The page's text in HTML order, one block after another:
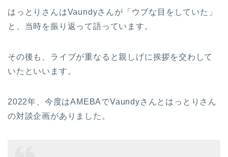
はっとりさんはVaundyさんが「ウブな目をしていた」
と、当時を振り返って語っています。
その後も、ライブが重なると親しげに挨拶を交わして
いたといいます。
2022年、今度はAMEBAでVaundyさんとはっとりさん
の対談企画がありました。